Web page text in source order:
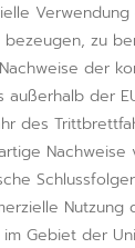
zu
der
außerhalb der
des
Nachweise
Nutzung
Gebiet der